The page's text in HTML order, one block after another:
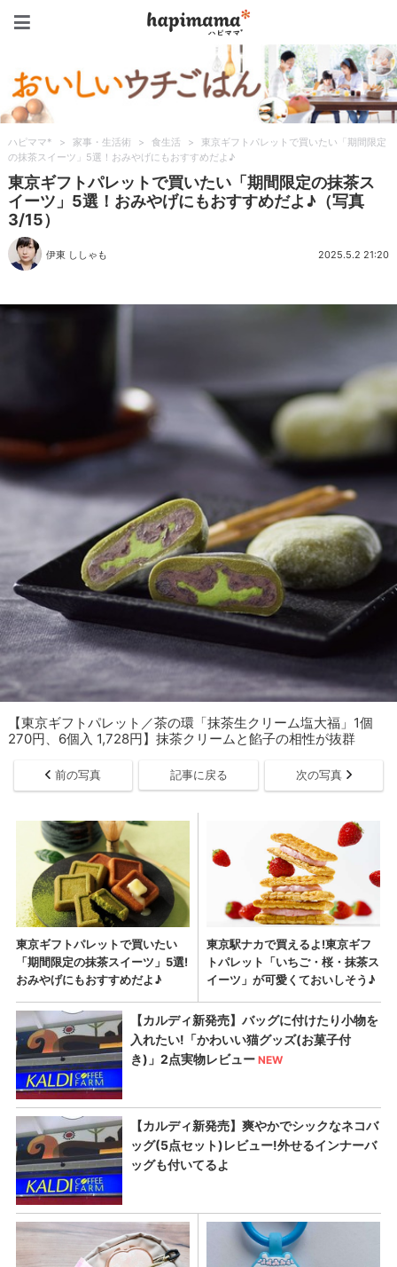
ハピママ* > 家事・生活術 > 食生活 >
東京ギフトパレットで買いたい「期間限定
の抹茶スイーツ」5選！おみやげにもおすすめだよ♪
東京ギフトパレットで買いたい「期間限定の抹茶ス
イーツ」5選！おみやげにもおすすめだよ♪（写真
3/15）
伊東 ししゃも 2025.5.2 21:20
【東京ギフトパレット／茶の環「抹茶生クリーム塩大福」1個
270円、6個入 1,728円】抹茶クリームと餡子の相性が抜群
前の写真 記事に戻る 次の写真